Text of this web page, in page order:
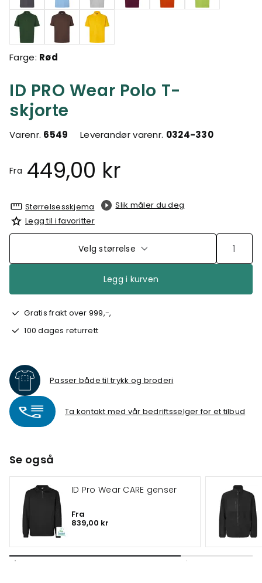
ID PRO Wear Polo T-
skjorte
Varenr. 6549 Leverandør varenr. 0324-330
Fra 449,00 kr
Farge: Rød
Størrelsesskjema
Slik måler du deg
Legg til i favoritter
Velg størrelse
Legg i kurven
Gratis frakt over 999,-,
100 dages returrett
Passer både til trykk og broderi
Ta kontakt med vår bedriftsselger for et tilbud
Se også
ID Pro Wear CARE genser
Fra
839,00 kr